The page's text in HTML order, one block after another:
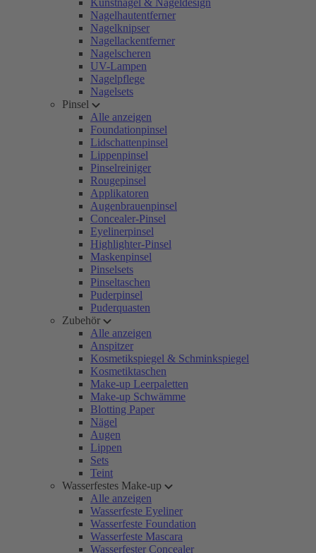
Kunstnägel & Nageldesign
Nagelhautentferner
Nagelknipser
Nagellackentferner
Nagelscheren
UV-Lampen
Nagelpflege
Nagelsets
Pinsel
Alle anzeigen
Foundationpinsel
Lidschattenpinsel
Lippenpinsel
Pinselreiniger
Rougepinsel
Applikatoren
Augenbrauenpinsel
Concealer-Pinsel
Eyelinerpinsel
Highlighter-Pinsel
Maskenpinsel
Pinselsets
Pinseltaschen
Puderpinsel
Puderquasten
Zubehör
Alle anzeigen
Anspitzer
Kosmetikspiegel & Schminkspiegel
Kosmetiktaschen
Make-up Leerpaletten
Make-up Schwämme
Blotting Paper
Nägel
Augen
Lippen
Sets
Teint
Wasserfestes Make-up
Alle anzeigen
Wasserfeste Eyeliner
Wasserfeste Foundation
Wasserfeste Mascara
Wasserfester Concealer